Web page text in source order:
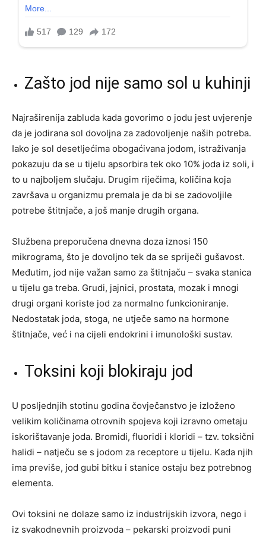
Zašto jod nije samo sol u kuhinji
Najraširenija zabluda kada govorimo o jodu jest uvjerenje
da je jodirana sol dovoljna za zadovoljenje naših potreba.
Iako je sol desetljećima obogaćivana jodom, istraživanja
pokazuju da se u tijelu apsorbira tek oko 10% joda iz soli, i
to u najboljem slučaju. Drugim riječima, količina koja
završava u organizmu premala je da bi se zadovoljile
potrebe štitnjače, a još manje drugih organa.
Službena preporučena dnevna doza iznosi 150
mikrograma, što je dovoljno tek da se spriječi gušavost.
Međutim, jod nije važan samo za štitnjaču – svaka stanica
u tijelu ga treba. Grudi, jajnici, prostata, mozak i mnogi
drugi organi koriste jod za normalno funkcioniranje.
Nedostatak joda, stoga, ne utječe samo na hormone
štitnjače, već i na cijeli endokrini i imunološki sustav.
Toksini koji blokiraju jod
U posljednjih stotinu godina čovječanstvo je izloženo
velikim količinama otrovnih spojeva koji izravno ometaju
iskorištavanje joda. Bromidi, fluoridi i kloridi – tzv. toksični
halidi – natječu se s jodom za receptore u tijelu. Kada njih
ima previše, jod gubi bitku i stanice ostaju bez potrebnog
elementa.
Ovi toksini ne dolaze samo iz industrijskih izvora, nego i
iz svakodnevnih proizvoda – pekarski proizvodi puni